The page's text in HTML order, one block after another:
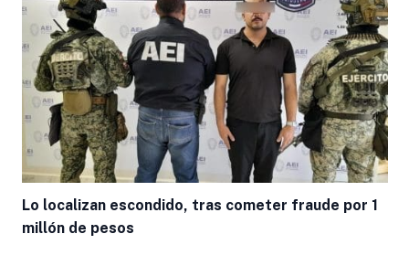
Lo localizan escondido, tras cometer fraude por 1
millón de pesos